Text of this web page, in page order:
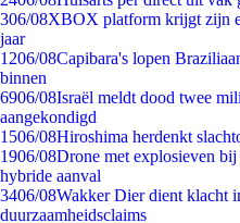
306/08XBOX platform krijgt zijn
jaar
1206/08Capibara's lopen
binnen
6906/08Israël meldt dood twee
aangekondigd
1506/08Hiroshima herdenkt
1906/08Drone met explosieven
hybride aanval
3406/08Wakker Dier dient klacht
duurzaamheidsclaims